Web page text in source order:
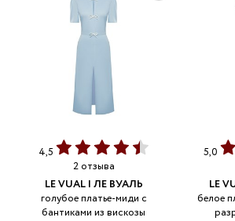
4,5
2 отзыва
LE VUAL | ЛЕ ВУАЛЬ
голубое платье-миди с
бантиками из вискозы
5,0
LE
белое